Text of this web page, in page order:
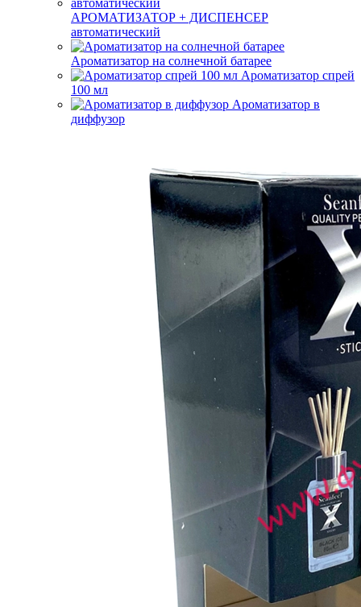
АРОМАТИЗАТОР + ДИСПЕНСЕР
автоматический
Ароматизатор на солнечной батарее
Ароматизатор спрей
100 мл
Ароматизатор в
диффузор